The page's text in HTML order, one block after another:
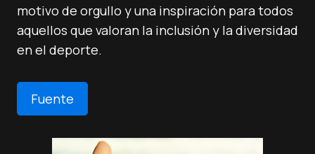
motivo de orgullo y una inspiración para todos
aquellos que valoran la inclusión y la diversidad
en el deporte.
Fuente